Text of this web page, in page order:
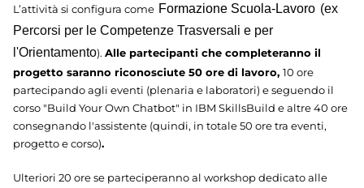
L’attività si configura come Formazione Scuola-Lavoro (ex
Percorsi per le Competenze Trasversali e per
l'Orientamento). Alle partecipanti che completeranno il
progetto saranno riconosciute 50 ore di lavoro, 10 ore
partecipando agli eventi (plenaria e laboratori) e seguendo il
corso "Build Your Own Chatbot" in IBM SkillsBuild e altre 40 ore
consegnando l'assistente (quindi, in totale 50 ore tra eventi,
progetto e corso).
Ulteriori 20 ore se parteciperanno al workshop dedicato alle